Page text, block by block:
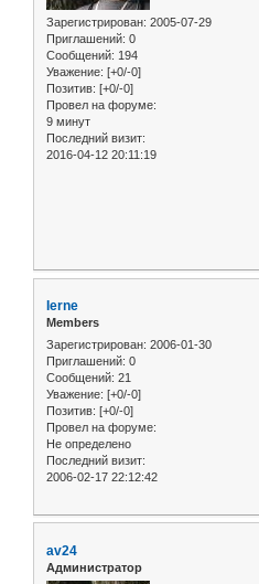
Зарегистрирован: 2005-07-29
Приглашений: 0
Сообщений: 194
Уважение: [+0/-0]
Позитив: [+0/-0]
Провел на форуме:
9 минут
Последний визит:
2016-04-12 20:11:19
Ierne
Members
Зарегистрирован: 2006-01-30
Приглашений: 0
Сообщений: 21
Уважение: [+0/-0]
Позитив: [+0/-0]
Провел на форуме:
Не определено
Последний визит:
2006-02-17 22:12:42
av24
Администратор